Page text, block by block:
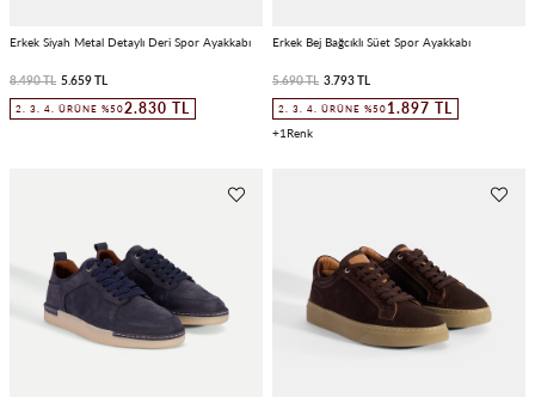
Erkek Siyah Metal Detaylı Deri Spor Ayakkabı
5.659 TL
8.490 TL
2. 3. 4. ÜRÜNE %502.830 TL
Erkek Bej Bağcıklı Süet Spor Ayakkabı
3.793 TL
5.690 TL
2. 3. 4. ÜRÜNE %50 1.897 TL
1